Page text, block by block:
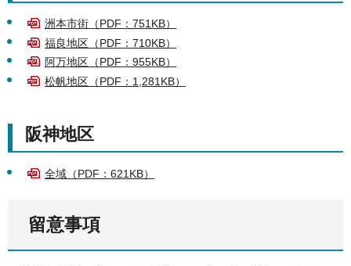
洲本市街（PDF：751KB）
福良地区（PDF：710KB）
阿万地区（PDF：955KB）
松帆地区（PDF：1,281KB）
阪神地区
全域（PDF：621KB）
留意事項